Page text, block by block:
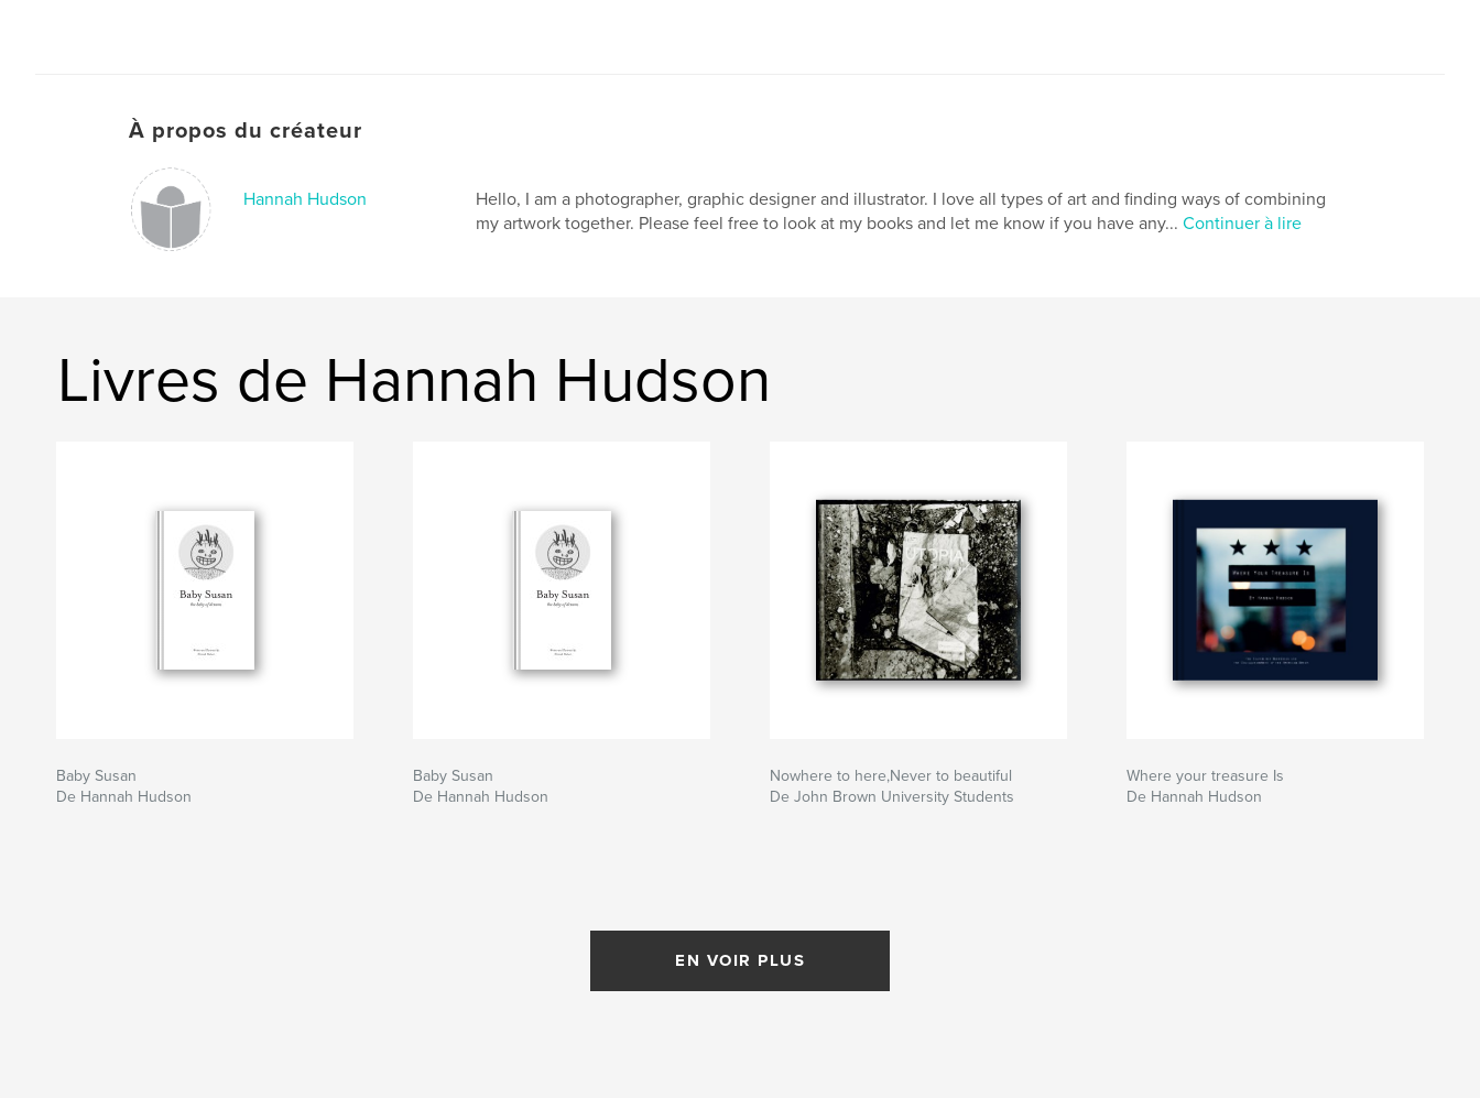
À propos du créateur
Hannah Hudson
Hello, I am a photographer, graphic designer and illustrator. I love all types of art and finding ways of combining
my artwork together. Please feel free to look at my books and let me know if you have any... Continuer à lire
Livres de Hannah Hudson
Baby Susan
De Hannah Hudson
Baby Susan
De Hannah Hudson
Nowhere to here,Never to beautiful
De John Brown University Students
Where your treasure Is
De Hannah Hudson
EN VOIR PLUS